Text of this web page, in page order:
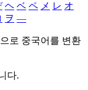
ヘ ベ ペ メ レ オ
ヲ ―
로 중국어를 변환
다.